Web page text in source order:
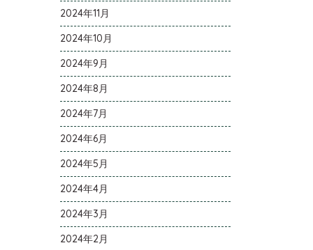
2024年11月
2024年10月
2024年9月
2024年8月
2024年7月
2024年6月
2024年5月
2024年4月
2024年3月
2024年2月